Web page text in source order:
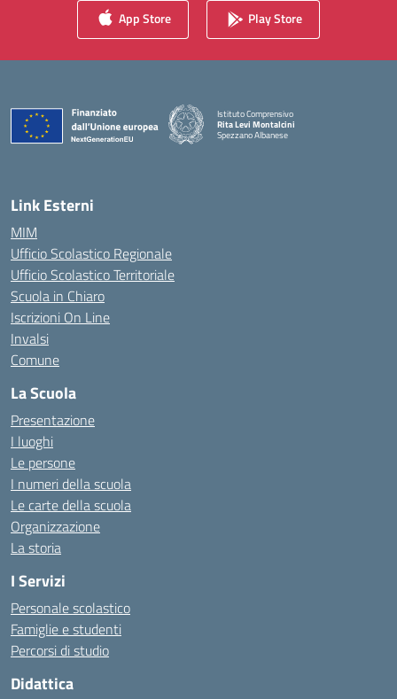
App Store Play Store
Istituto Comprensivo
Rita Levi Montalcini
Spezzano Albanese
— Visita la pagina iniziale della scuola
Link Esterni
MIM
Ufficio Scolastico Regionale
Ufficio Scolastico Territoriale
Scuola in Chiaro
Iscrizioni On Line
Invalsi
Comune
La Scuola
Presentazione
I luoghi
Le persone
I numeri della scuola
Le carte della scuola
Organizzazione
La storia
I Servizi
Personale scolastico
Famiglie e studenti
Percorsi di studio
Didattica